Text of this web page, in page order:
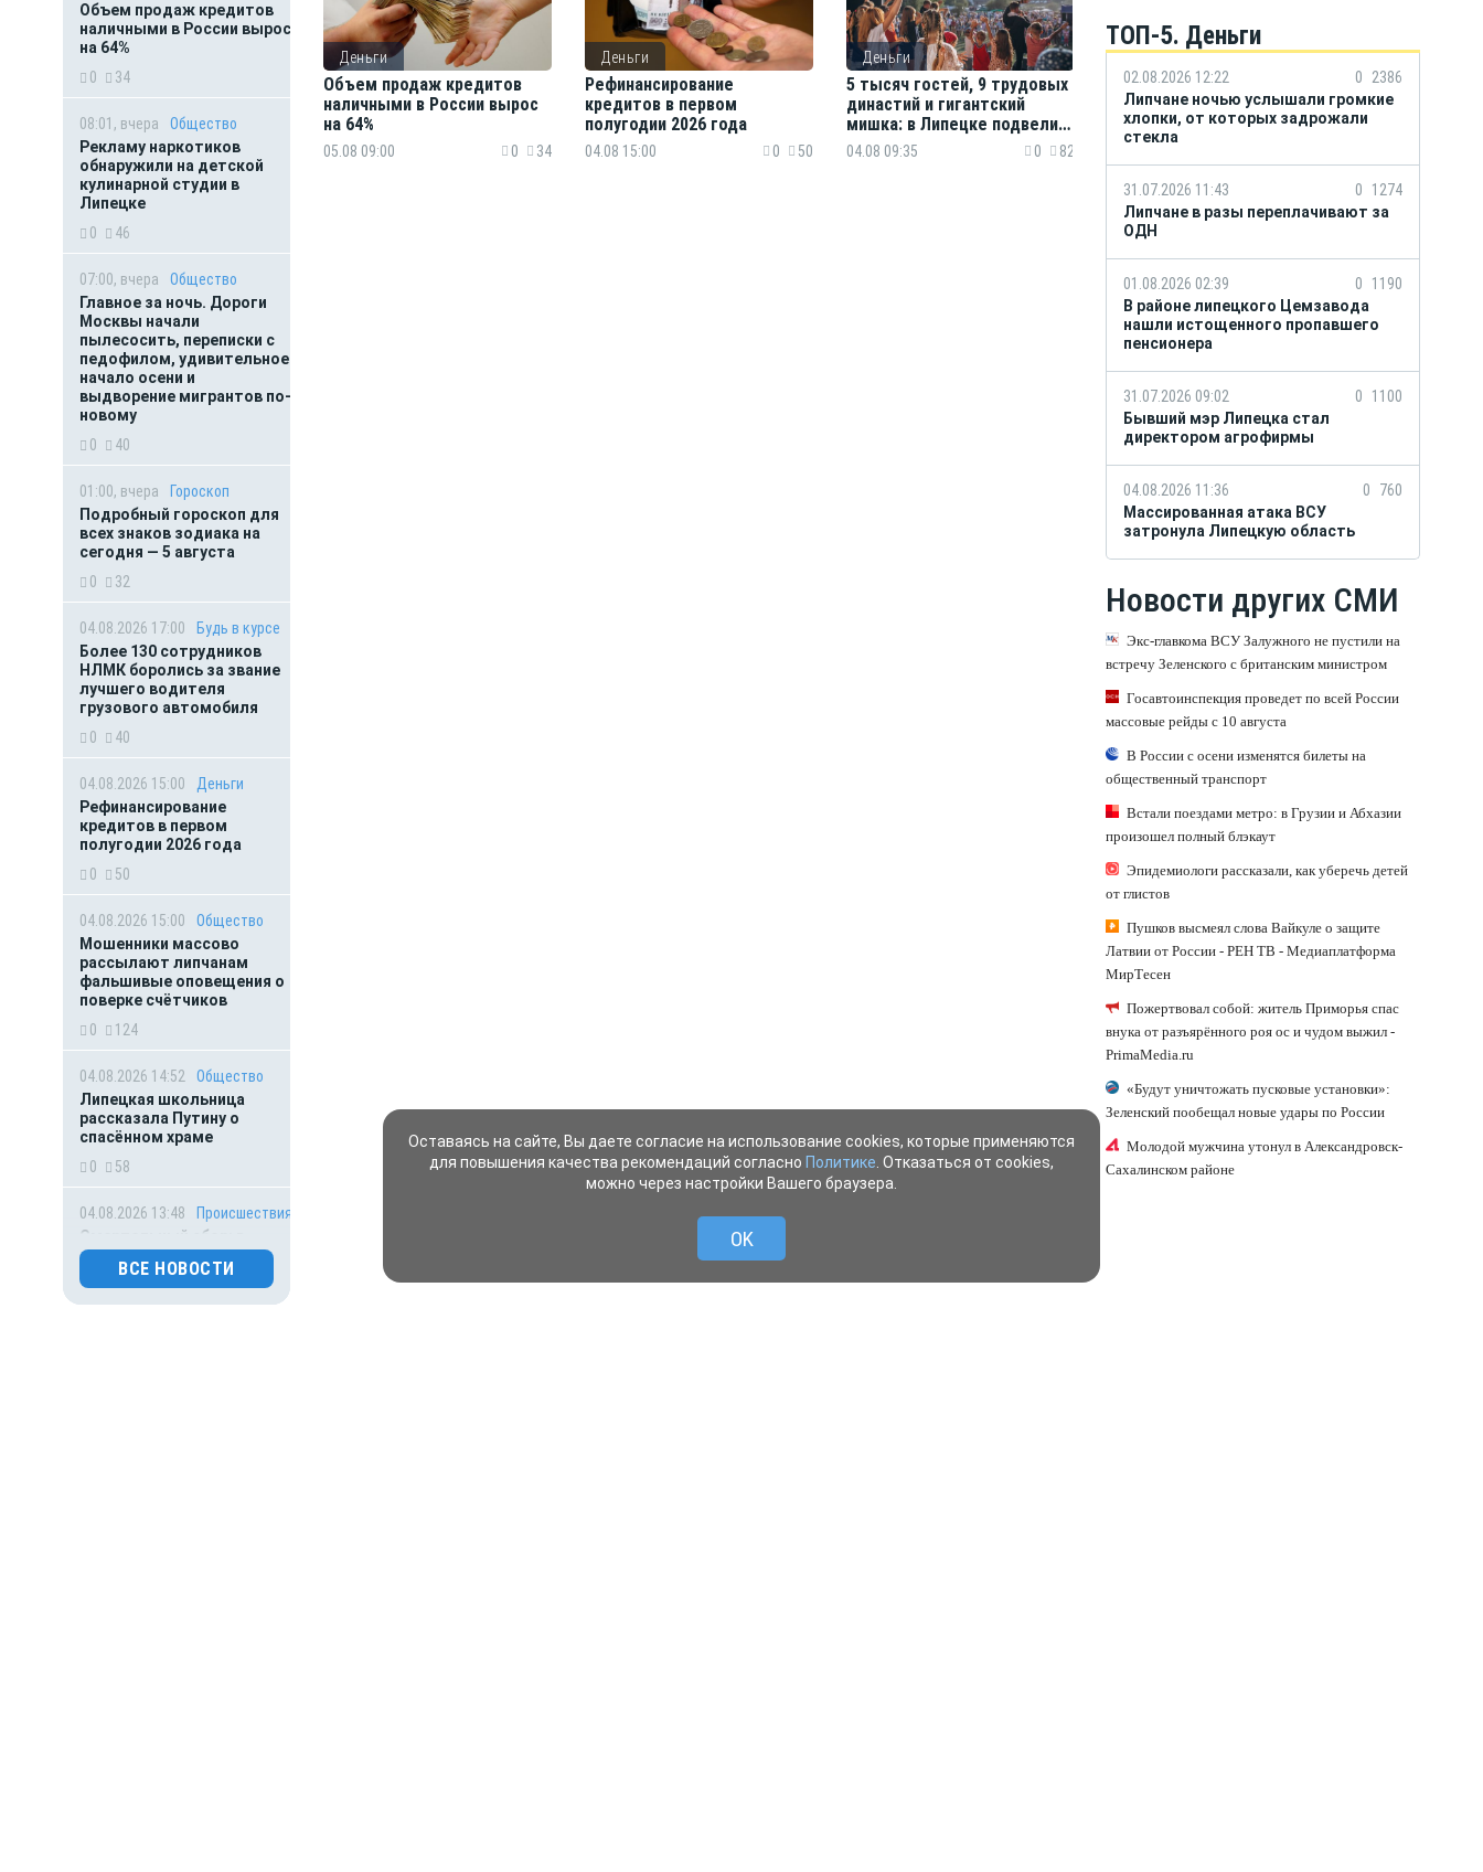
Объем продаж кредитов
наличными в России вырос
на 64%
0
34
08:01, вчера
Общество
Рекламу наркотиков
обнаружили на детской
кулинарной студии в
Липецке
0
46
07:00, вчера
Общество
Главное за ночь. Дороги
Москвы начали
пылесосить, переписки с
педофилом, удивительное
начало осени и
выдворение мигрантов по-
новому
0
40
01:00, вчера
Гороскоп
Подробный гороскоп для
всех знаков зодиака на
сегодня — 5 августа
0
32
04.08.2026 17:00
Будь в курсе
Более 130 сотрудников
НЛМК боролись за звание
лучшего водителя
грузового автомобиля
0
40
04.08.2026 15:00
Деньги
Рефинансирование
кредитов в первом
полугодии 2026 года
0
50
04.08.2026 15:00
Общество
Мошенники массово
рассылают липчанам
фальшивые оповещения о
поверке счётчиков
0
124
04.08.2026 14:52
Общество
Липецкая школьница
рассказала Путину о
спасённом храме
0
58
04.08.2026 13:48
Происшествия
Смертельный сбор: в
Липецкой области от
бледной поганки
скончалась пенсионерка
ВСЕ НОВОСТИ
Деньги
Объем продаж кредитов
наличными в России вырос
на 64%
05.08 09:00 0 34
Деньги
Рефинансирование
кредитов в первом
полугодии 2026 года
04.08 15:00 0 50
Деньги
5 тысяч гостей, 9 трудовых
династий и гигантский
мишка: в Липецке подвели
итоги фестиваля «Вместе
04.08 09:35 0 82
ТОП-5. Деньги
02.08.2026 12:22 0
2386
Липчане ночью услышали громкие
хлопки, от которых задрожали
стекла
31.07.2026 11:43 0
1274
Липчане в разы переплачивают за
ОДН
01.08.2026 02:39 0
1190
В районе липецкого Цемзавода
нашли истощенного пропавшего
пенсионера
31.07.2026 09:02 0
1100
Бывший мэр Липецка стал
директором агрофирмы
04.08.2026 11:36 0
760
Массированная атака ВСУ
затронула Липецкую область
Новости других СМИ
Экс-главкома ВСУ Залужного не пустили на
встречу Зеленского с британским министром
Госавтоинспекция проведет по всей России
массовые рейды с 10 августа
В России с осени изменятся билеты на
общественный транспорт
Встали поездами метро: в Грузии и Абхазии
произошел полный блэкаут
Эпидемиологи рассказали, как уберечь детей
от глистов
Пушков высмеял слова Вайкуле о защите
Латвии от России - РЕН ТВ - Медиаплатформа
МирТесен
Пожертвовал собой: житель Приморья спас
внука от разъярённого роя ос и чудом выжил -
PrimaMedia.ru
«Будут уничтожать пусковые установки»:
Зеленский пообещал новые удары по России
Молодой мужчина утонул в Александровск-
Сахалинском районе
Оставаясь на сайте, Вы даете согласие на использование cookies, которые применяются
для повышения качества рекомендаций согласно Политике . Отказаться от cookies,
можно через настройки Вашего браузера.
OK